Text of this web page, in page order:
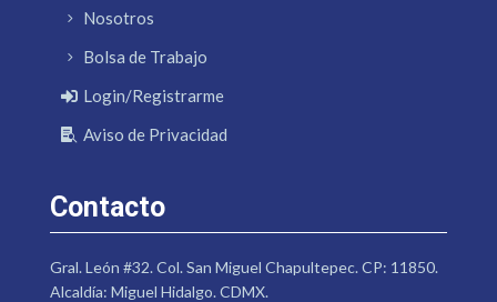
Nosotros
Bolsa de Trabajo
Login/Registrarme
Aviso de Privacidad
Contacto
Gral. León #32. Col. San Miguel Chapultepec. CP: 11850.
Alcaldía: Miguel Hidalgo. CDMX.